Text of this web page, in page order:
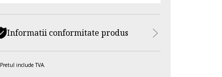
Informatii conformitate produs
Pretul include TVA.